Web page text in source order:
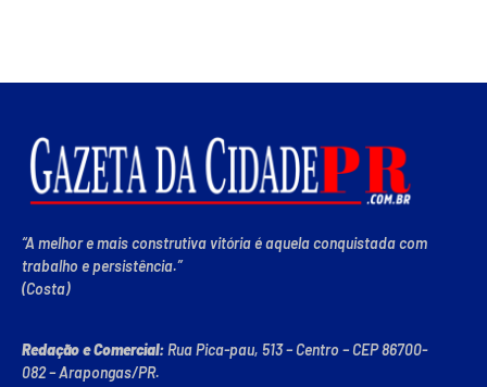
“A melhor e mais construtiva vitória é aquela conquistada com
trabalho e persistência.”
(Costa)
Redação e Comercial:Rua Pica-pau, 513 – Centro – CEP 86700-
082 – Arapongas/PR.